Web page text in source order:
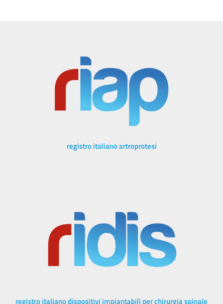
registro italiano artroprotesi
registro italiano dispositivi impiantabili per chirurgia spinale